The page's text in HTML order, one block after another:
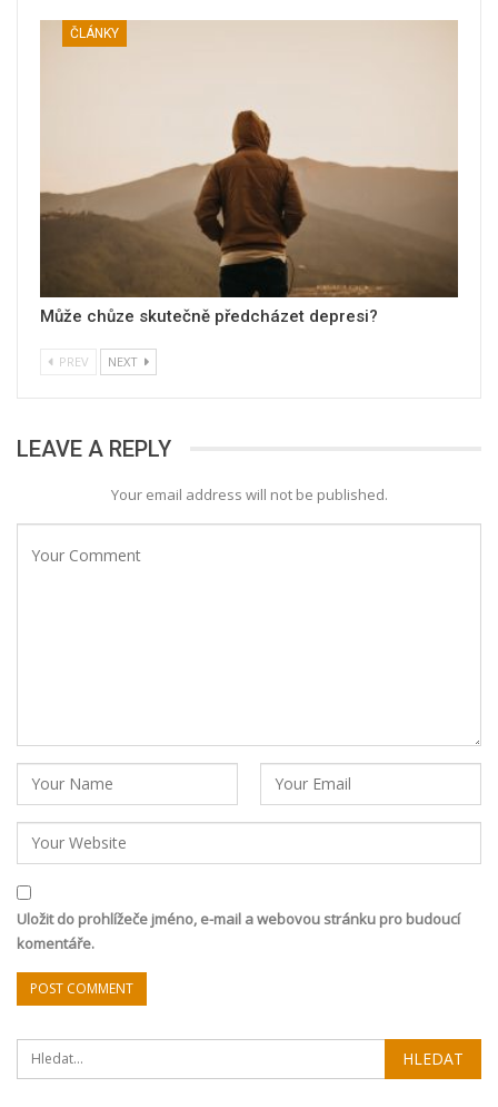
ČLÁNKY
Může chůze skutečně předcházet depresi?
PREV NEXT
LEAVE A REPLY
Your email address will not be published.
Uložit do prohlížeče jméno, e-mail a webovou stránku pro budoucí
komentáře.